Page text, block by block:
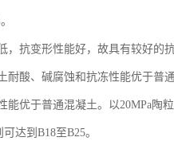
抗变形性能好，故具有较好的抗
酸、碱腐蚀和抗冻性能优于普通
优于普通混凝土。以20MPa陶
达到B18至B25。